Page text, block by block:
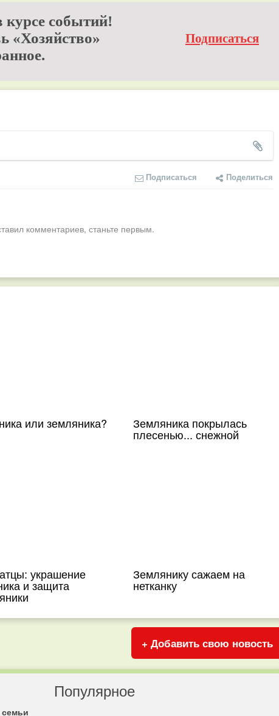
курсе событий!
«Хозяйство»
Подписаться
Подписаться Поделиться
комментариев, станьте первым.
или земляника? Земляника покрылась
плесенью... снежной
украшение
и защита
Землянику сажаем на
нетканку
+ Добавить свою новость
семьи
Популярное